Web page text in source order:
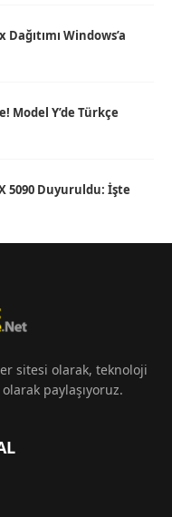
Windows’a
Model Y’de Türkçe
5090 Duyuruldu: İşte
sitesi olarak, teknoloji
paylaşıyoruz.